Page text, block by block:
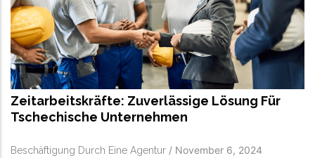
Zeitarbeitskräfte: Zuverlässige Lösung Für
Tschechische Unternehmen
Beschäftigung Durch Eine Agentur / November 6, 2024